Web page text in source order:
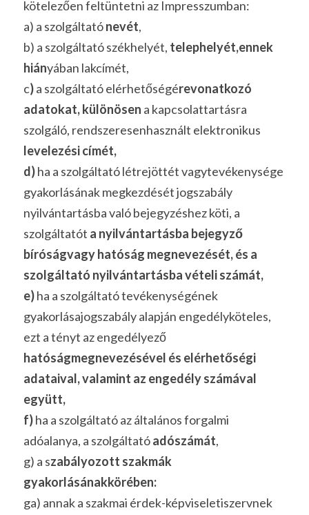
kötelezően feltüntetni az Impresszumban:
a) a szolgáltató nevét,
b) a szolgáltató székhelyét, telephelyét,ennek
hiányában lakcímét,
c) a szolgáltató elérhetőségérevonatkozó
adatokat, különösen a kapcsolattartásra
szolgáló, rendszeresenhasznált elektronikus
levelezési címét,
d) ha a szolgáltató létrejöttét vagytevékenysége
gyakorlásának megkezdését jogszabály
nyilvántartásba való bejegyzéshez köti, a
szolgáltatót a nyilvántartásba bejegyző
bíróságvagy hatóság megnevezését, és a
szolgáltató nyilvántartásba vételi számát,
e) ha a szolgáltató tevékenységének
gyakorlásajogszabály alapján engedélyköteles,
ezt a tényt az engedélyező
hatóságmegnevezésével és elérhetőségi
adataival, valamint az engedély számával
együtt,
f) ha a szolgáltató az általános forgalmi
adóalanya, a szolgáltató adószámát,
g) a szabályozott szakmák
gyakorlásánakkörében:
ga) annak a szakmai érdek-képviseletiszervnek